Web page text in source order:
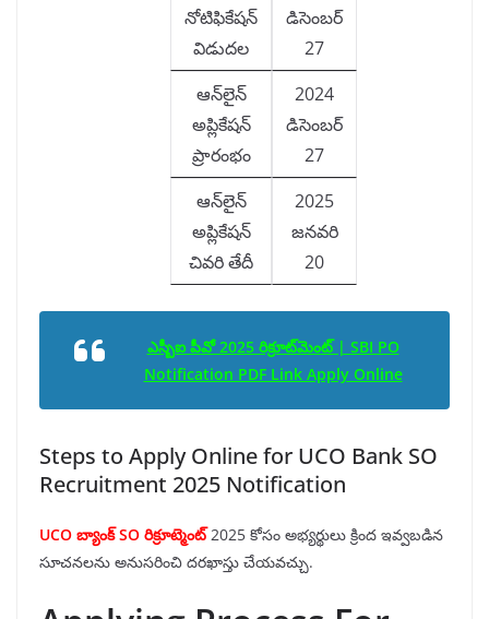
నోటిఫికేషన్
విడుదల
డిసెంబర్
27
ఆన్‌లైన్
అప్లికేషన్
ప్రారంభం
2024
డిసెంబర్
27
ఆన్‌లైన్
అప్లికేషన్
చివరి తేదీ
2025
జనవరి
20
ఎస్బీఐ పీవో 2025 రిక్రూట్‌మెంట్ | SBI PO
Notification PDF Link Apply Online
Steps to Apply Online for UCO Bank SO
Recruitment 2025 Notification
UCO బ్యాంక్ SO రిక్రూట్మెంట్2025 కోసం అభ్యర్థులు క్రింద ఇవ్వబడిన
సూచనలను అనుసరించి దరఖాస్తు చేయవచ్చు.